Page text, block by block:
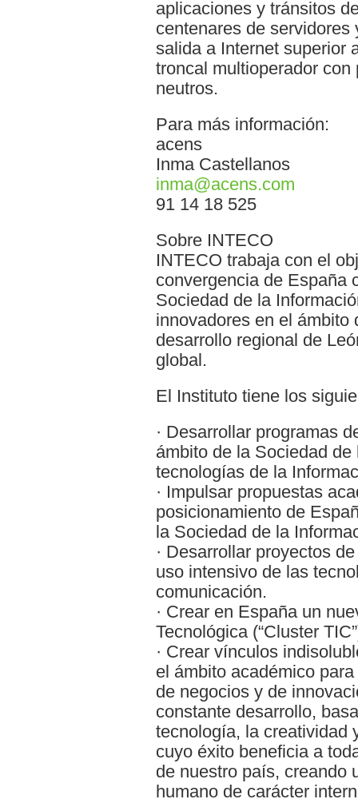
aplicaciones y tránsitos
centenares de
salida a Internet superior
troncal multioperador
neutros.
Para más información:
acens
Inma Castellanos
inma@acens.com
91 14 18 525
Sobre INTECO
INTECO trabaja con el
convergencia de España
Sociedad de la
innovadores en el ámbito
desarrollo regional de
global.
El Instituto tiene los
· Desarrollar programas
ámbito de la Sociedad
tecnologías de la
· Impulsar propuestas
posicionamiento de
la Sociedad de la
· Desarrollar proyectos
uso intensivo de las
comunicación.
· Crear en España un
Tecnológica (“Cluster
· Crear vínculos
el ámbito académico
de negocios y de
constante desarrollo,
tecnología, la creatividad
cuyo éxito beneficia a
de nuestro país, creando
humano de carácter